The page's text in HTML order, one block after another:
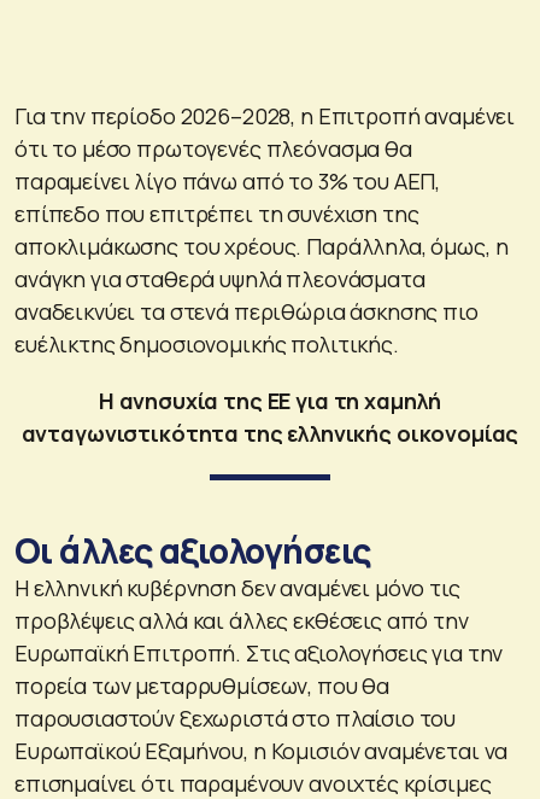
Για την περίοδο 2026–2028, η Επιτροπή αναμένει
ότι το μέσο πρωτογενές πλεόνασμα θα
παραμείνει λίγο πάνω από το 3% του ΑΕΠ,
επίπεδο που επιτρέπει τη συνέχιση της
αποκλιμάκωσης του χρέους. Παράλληλα, όμως, η
ανάγκη για σταθερά υψηλά πλεονάσματα
αναδεικνύει τα στενά περιθώρια άσκησης πιο
ευέλικτης δημοσιονομικής πολιτικής.
Η ανησυχία της ΕΕ για τη χαμηλή
ανταγωνιστικότητα της ελληνικής οικονομίας
Οι άλλες αξιολογήσεις
Η ελληνική κυβέρνηση δεν αναμένει μόνο τις
προβλέψεις αλλά και άλλες εκθέσεις από την
Ευρωπαϊκή Επιτροπή. Στις αξιολογήσεις για την
πορεία των μεταρρυθμίσεων, που θα
παρουσιαστούν ξεχωριστά στο πλαίσιο του
Ευρωπαϊκού Εξαμήνου, η Κομισιόν αναμένεται να
επισημαίνει ότι παραμένουν ανοιχτές κρίσιμες